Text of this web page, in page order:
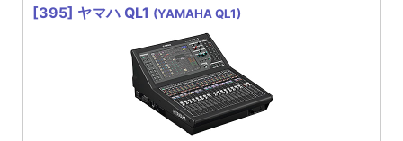
[395] ヤマハ QL1 (YAMAHA QL1)